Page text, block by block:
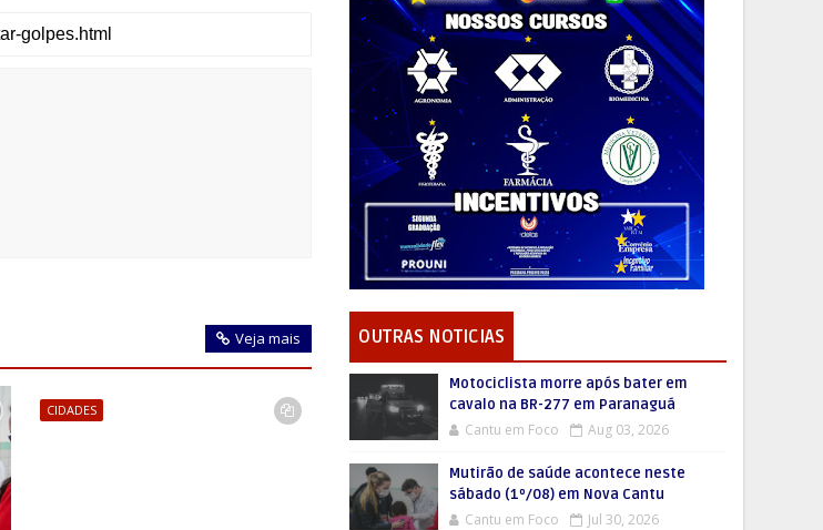
Veja mais
CIDADES
OUTRAS NOTICIAS
Motociclista morre após bater em
cavalo na BR-277 em Paranaguá
Cantu em Foco Aug 03, 2026
Mutirão de saúde acontece neste
sábado (1º/08) em Nova Cantu
Cantu em Foco Jul 30, 2026